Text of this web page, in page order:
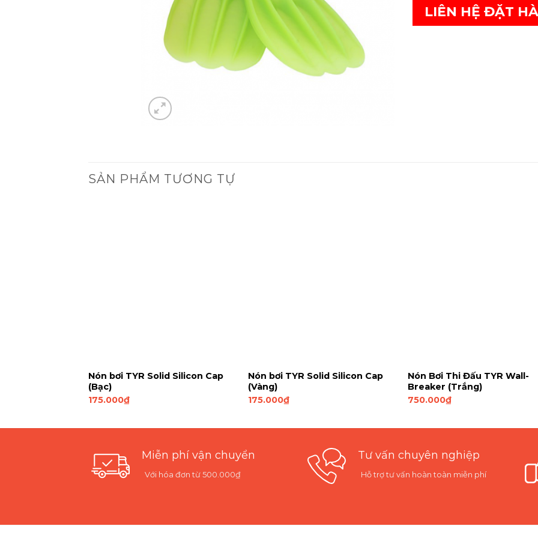
LIÊN HỆ ĐẶT
SẢN PHẨM TƯƠNG TỰ
Nón bơi TYR Solid Silicon Cap
(Bạc)
175.000₫
Nón bơi TYR Solid Silicon Cap
(Vàng)
175.000₫
Nón Bơi Thi Đấu TYR Wall-
Breaker (Trắng)
750.000₫
Miễn phí vận chuyển
Với hóa đơn từ 500.000₫
Tư vấn chuyên nghiệp
Hỗ trợ tư vấn hoàn toàn miễn phí